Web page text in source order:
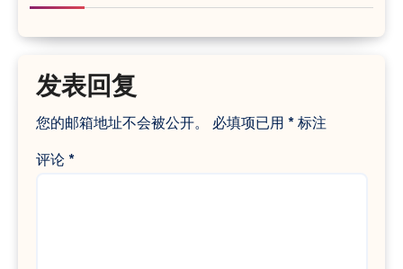
发表回复
您的邮箱地址不会被公开。 必填项已用 *标注
评论 *